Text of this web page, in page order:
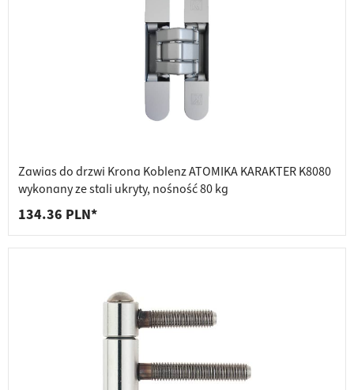
Zawias do drzwi Krona Koblenz ATOMIKA KARAKTER K8080
wykonany ze stali ukryty, nośność 80 kg
134.36 PLN*